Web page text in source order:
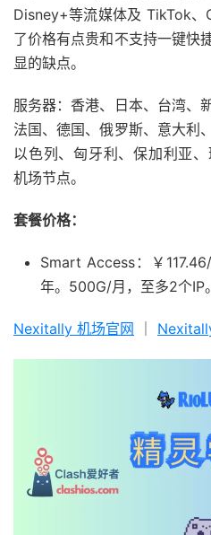
Disney+等流媒体及 TikTok
了价格有点贵和不支持一键快
显的缺点。
服务器：香港、日本、台湾、
法国、德国、俄罗斯、意大利
以色列、匈牙利、保加利亚
机场节点。
套餐价格：
Smart Access：￥
年。500G/月，至多2个IP。
Nexitally 机场官网